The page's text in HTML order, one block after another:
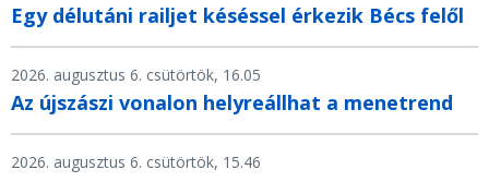
Egy délutáni railjet késéssel érkezik Bécs felől
2026. augusztus 6. csütörtök, 16.05
Az újszászi vonalon helyreállhat a menetrend
2026. augusztus 6. csütörtök, 15.46